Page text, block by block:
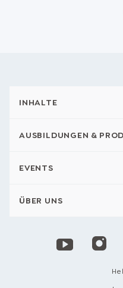
INHALTE
AUSBILDUNGEN &
EVENTS
ÜBER UNS